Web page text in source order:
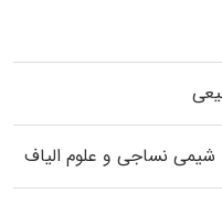
نساجی و علوم الیاف